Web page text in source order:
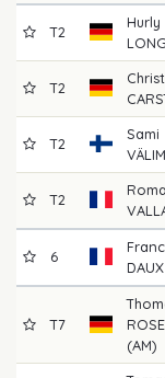
T2
Hurly
LONG
T2
T2
Sami
T2
6
DAUX
T7
(AM)